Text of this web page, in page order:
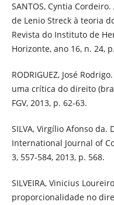
SANTOS, Cyntia
de Lenio Streck à teoria
Revista do Instituto de
Horizonte, ano 16, n. 24,
RODRIGUEZ, José
uma crítica do direito
FGV, 2013, p. 62-63.
SILVA, Virgílio Afonso
International Journal of
3, 557-584, 2013, p. 568.
SILVEIRA, Vinicius
proporcionalidade no